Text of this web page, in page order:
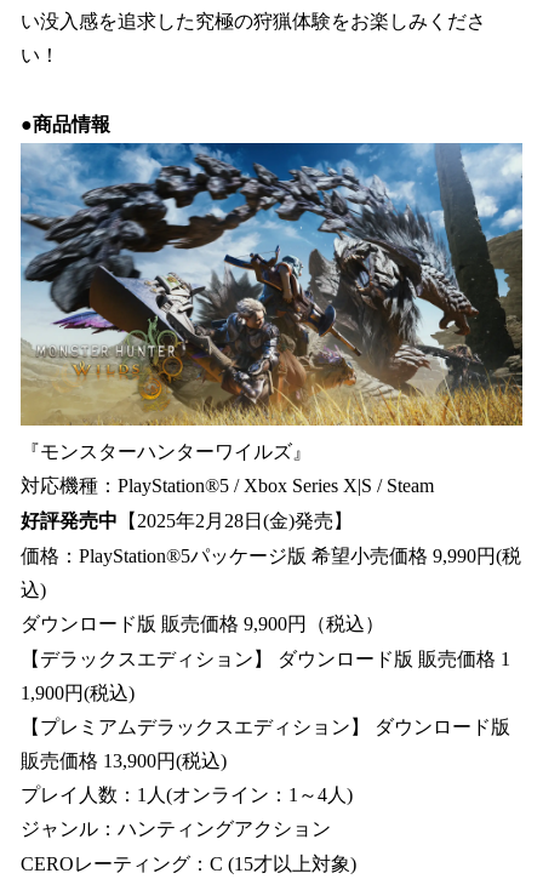
い没入感を追求した究極の狩猟体験をお楽しみくださ
い！
●商品情報
『モンスターハンターワイルズ』
対応機種：PlayStation®5 / Xbox Series X|S / Steam
好評発売中 【2025年2月28日(金)発売】
価格：PlayStation®5パッケージ版 希望小売価格 9,990円(税
込)
ダウンロード版 販売価格 9,900円（税込）
【デラックスエディション】 ダウンロード版 販売価格 1
1,900円(税込)
【プレミアムデラックスエディション】 ダウンロード版
販売価格 13,900円(税込)
プレイ人数：1人(オンライン：1～4人)
ジャンル：ハンティングアクション
CEROレーティング：C (15才以上対象)